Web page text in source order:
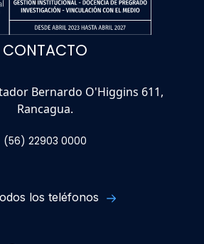
CONTACTO
Bernardo O'Higgins 611,
Rancagua.
(56) 22903 0000
los teléfonos